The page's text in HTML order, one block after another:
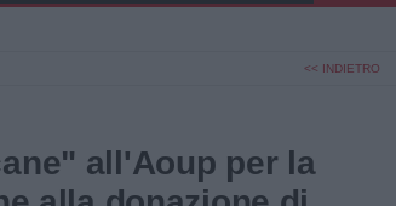
<< INDIETRO
all'Aoup per la